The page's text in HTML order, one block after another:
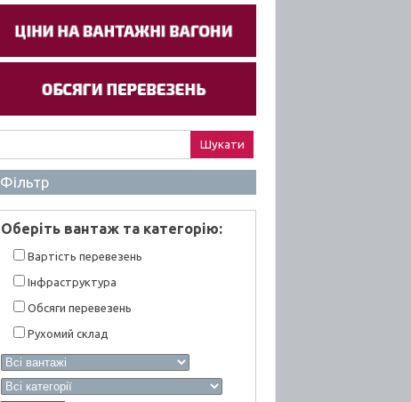
Фільтр
Оберiть вантаж та категорiю:
Вартiсть перевезень
Інфраструктура
Обсяги перевезень
Рухомий склад